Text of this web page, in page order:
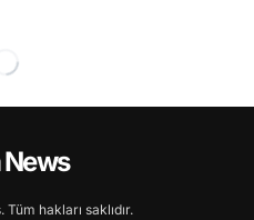
hakları saklıdır.